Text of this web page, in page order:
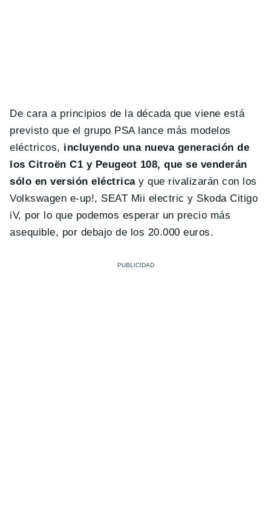
De cara a principios de la década que viene está
previsto que el grupo PSA lance más modelos
eléctricos, incluyendo una nueva generación de
los Citroën C1 y Peugeot 108, que se venderán
sólo en versión eléctricay que rivalizarán con los
Volkswagen e-up!, SEAT Mii electric y Skoda Citigo
iV, por lo que podemos esperar un precio más
asequible, por debajo de los 20.000 euros.